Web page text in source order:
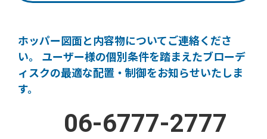
ホッパー図面と内容物についてご連絡くださ
い。
ユーザー様の個別条件を踏まえたブローデ
ィスクの最適な配置・制御をお知らせいたしま
す。
06-6777-2777